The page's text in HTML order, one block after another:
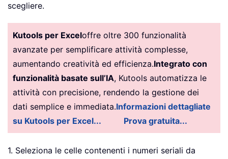
scegliere.
Kutools per Exceloffre oltre 300 funzionalità
avanzate per semplificare attività complesse,
aumentando creatività ed efficienza.Integrato con
funzionalità basate sull’IA, Kutools automatizza le
attività con precisione, rendendo la gestione dei
dati semplice e immediata.Informazioni dettagliate
su Kutools per Excel...
Prova gratuita...
1. Seleziona le celle contenenti i numeri seriali da